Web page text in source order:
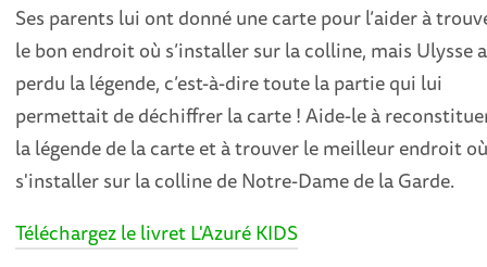
Ses parents lui ont donné une carte pour l’aider à
le bon endroit où s’installer sur la colline, mais Ulysse a
perdu la légende, c’est-à-dire toute la partie qui lui
permettait de déchiffrer la carte ! Aide-le à
la légende de la carte et à trouver le meilleur endroit
s'installer sur la colline de Notre-Dame de la Garde.
Téléchargez le livret L'Azuré KIDS